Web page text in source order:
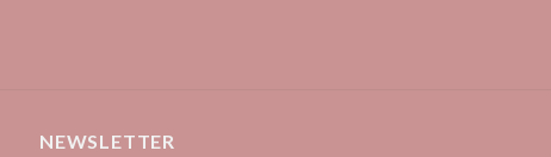
NEWSLETTER